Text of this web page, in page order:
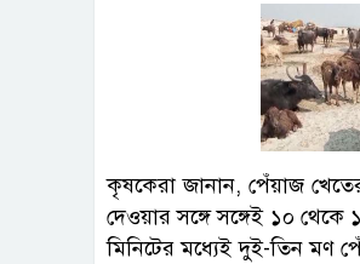
কৃষকেরা জানান, পেঁয়াজ
দেওয়ার সঙ্গে সঙ্গেই ১০
মিনিটের মধ্যেই দুই-তিন মণ